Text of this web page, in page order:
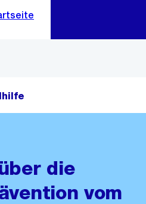
ein
die
vom